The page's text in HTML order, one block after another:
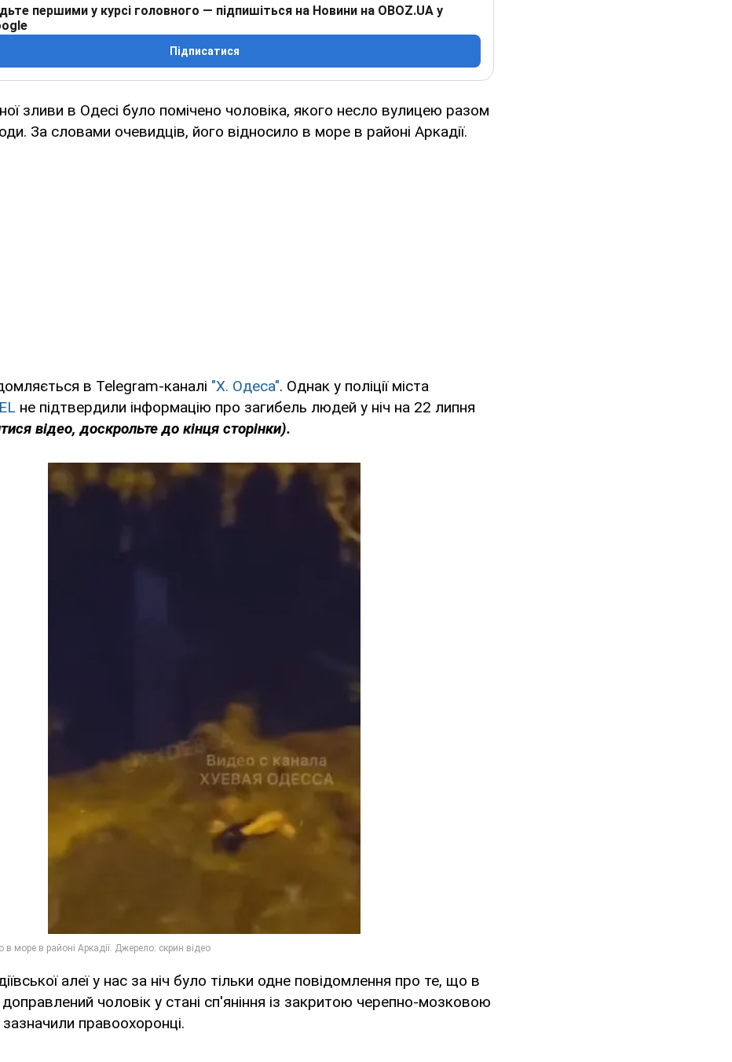
першими у курсі головного — підпишіться на Новини на OBOZ.UA у
Підписатися
зливи в Одесі було помічено чоловіка, якого несло вулицею разом
За словами очевидців, його відносило в море в районі Аркадії.
в Telegram-каналі "Х. Одеса". Однак у поліції міста
не підтвердили інформацію про загибель людей у ніч на 22 липня
відео, доскрольте до кінця сторінки).
алеї у нас за ніч було тільки одне повідомлення про те, що в
чоловік у стані сп'яніння із закритою черепно-мозковою
правоохоронці.